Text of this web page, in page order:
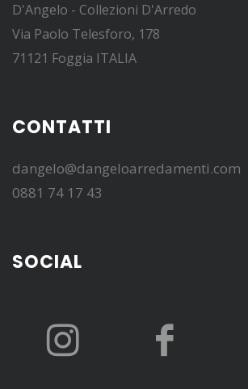
D'Angelo - Collezioni D'Arredo
Via Paolo Telesforo, 178
71121 Foggia ITALIA
CONTATTI
dangelo@dangeloarredamenti.com
0881 74 17 43
SOCIAL